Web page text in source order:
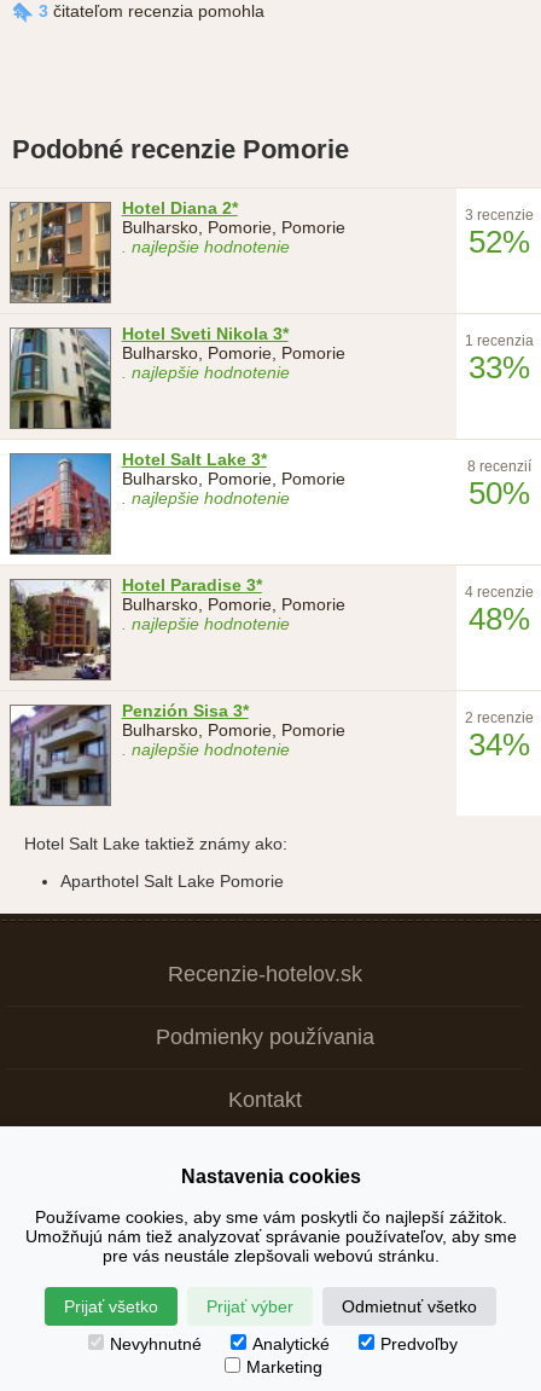
3 čitateľom recenzia pomohla
Podobné recenzie Pomorie
Hotel Diana 2*
Bulharsko, Pomorie, Pomorie
. najlepšie hodnotenie
3 recenzie
52%
Hotel Sveti Nikola 3*
Bulharsko, Pomorie, Pomorie
. najlepšie hodnotenie
1 recenzia
33%
Hotel Salt Lake 3*
Bulharsko, Pomorie, Pomorie
. najlepšie hodnotenie
8 recenzií
50%
Hotel Paradise 3*
Bulharsko, Pomorie, Pomorie
. najlepšie hodnotenie
4 recenzie
48%
Penzión Sisa 3*
Bulharsko, Pomorie, Pomorie
. najlepšie hodnotenie
2 recenzie
34%
Hotel Salt Lake taktiež známy ako:
Aparthotel Salt Lake Pomorie
Recenzie-hotelov.sk
Podmienky používania
Kontakt
Copyright © 2026
+ Tvoja recenzia je dôležitá >
Nastavenia cookies
Používame cookies, aby sme vám poskytli čo najlepší zážitok.
Umožňujú nám tiež analyzovať správanie používateľov, aby sme
pre vás neustále zlepšovali webovú stránku.
Prijať všetko Prijať výber
Odmietnuť všetko
Nevyhnutné
Analytické
Predvoľby
Marketing